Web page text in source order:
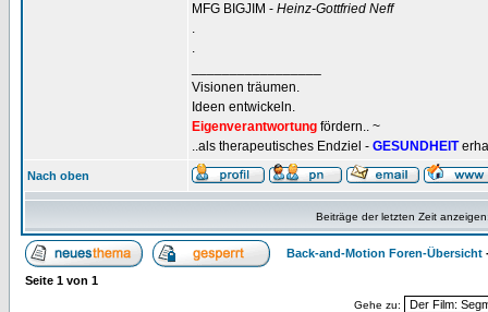
MFG BIGJIM - Heinz-Gottfried Neff
.
.
Visionen träumen.
Ideen entwickeln.
Eigenverantwortung fördern.. ~
..als therapeutisches Endziel - GESUNDHEIT
Nach oben
Beiträge der letzten Zeit
Back-and-Motion Foren-Übersicht
Seite 1 von 1
Gehe zu: